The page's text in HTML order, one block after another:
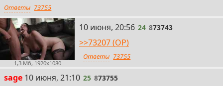
Ответы 73755
1,3 Мб, 1920x1080
24
10 июня, 20:56 24 873743
>>73207 (OP)
Ответы 73755
sage 25
10 июня, 21:10 25 873755